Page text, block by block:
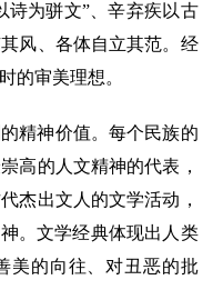
诗为骈文”、辛弃疾以古
风、各体自立其范。经
的审美理想。
神价值。每个民族的
高的人文精神的代表，
杰出文人的文学活动，
。文学经典体现出人类
美的向往、对丑恶的批